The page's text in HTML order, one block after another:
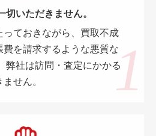
いただきません。
っておきながら、買取不成
を請求するような悪質な
弊社は訪問・査定にかかる
せん。